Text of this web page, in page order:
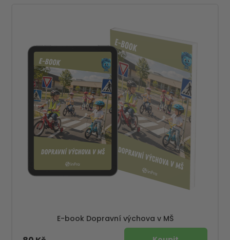
E-book Dopravní výchova v MŠ